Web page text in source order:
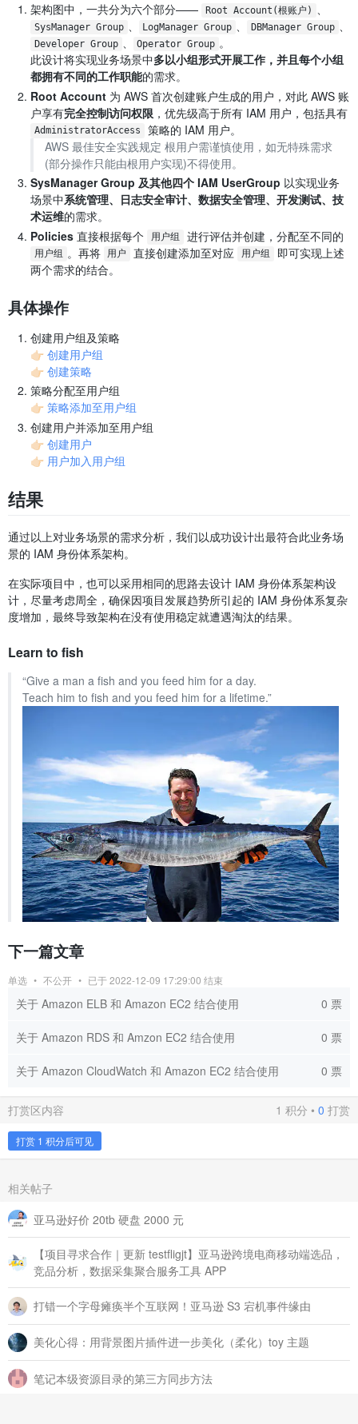
架构图中，一共分为六个部分—— Root Account(根账户) 、
SysManager Group 、 LogManager Group 、 DBManager Group 、
Developer Group 、 Operator Group 。
此设计将实现业务场景中多以小组形式开展工作，并且每个小组
都拥有不同的工作职能的需求。
Root Account 为 AWS 首次创建账户生成的用户，对此 AWS 账
户享有完全控制访问权限 ，优先级高于所有 IAM 用户，包括具有
AdministratorAccess
策略的 IAM 用户。
AWS 最佳安全实践规定 根用户需谨慎使用，如无特殊需求
(部分操作只能由根用户实现)不得使用。
SysManager Group 及其他四个 IAM UserGroup 以实现业务
场景中系统管理、日志安全审计、数据安全管理、开发测试、技
术运维的需求。
Policies 直接根据每个 用户组 进行评估并创建，分配至不同的
用户组 。再将 用户 直接创建添加至对应 用户组
即可实现上述
两个需求的结合。
具体操作
创建用户组及策略
👉🏻 创建用户组
👉🏻 创建策略
策略分配至用户组
👉🏻 策略添加至用户组
创建用户并添加至用户组
👉🏻 创建用户
👉🏻 用户加入用户组
结果
通过以上对业务场景的需求分析，我们以成功设计出最符合此业务场
景的 IAM 身份体系架构。
在实际项目中，也可以采用相同的思路去设计 IAM 身份体系架构设
计，尽量考虑周全，确保因项目发展趋势所引起的 IAM 身份体系复杂
度增加，最终导致架构在没有使用稳定就遭遇淘汰的结果。
Learn to fish
“Give a man a fish and you feed him for a day.
Teach him to fish and you feed him for a lifetime.”
下一篇文章
单选 • 不公开 • 已于 2022-12-09 17:29:00 结束
关于 Amazon ELB 和 Amazon EC2 结合使用 0 票
关于 Amazon RDS 和 Amzon EC2 结合使用 0 票
关于 Amazon CloudWatch 和 Amazon EC2 结合使用 0 票
打赏区内容 1 积分 • 0 打赏
打赏 1 积分后可见
相关帖子
亚马逊好价 20tb 硬盘 2000 元
【项目寻求合作｜更新 testfligjt】亚马逊跨境电商移动端选品，
竞品分析，数据采集聚合服务工具 APP
打错一个字母瘫痪半个互联网！亚马逊 S3 宕机事件缘由
美化心得：用背景图片插件进一步美化（柔化）toy 主题
笔记本级资源目录的第三方同步方法